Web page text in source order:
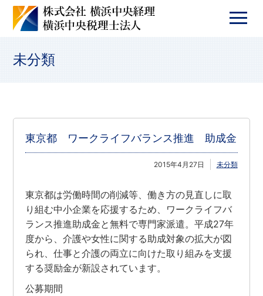
未分類
東京都 ワークライフバランス推進 助成金
2015年4月27日 未分類
東京都は労働時間の削減等、働き方の見直しに取
り組む中小企業を応援するため、ワークライフバ
ランス推進助成金と無料で専門家派遣。平成27年
度から、介護や女性に関する助成対象の拡大が図
られ、仕事と介護の両立に向けた取り組みを支援
する奨励金が新設されています。
公募期間